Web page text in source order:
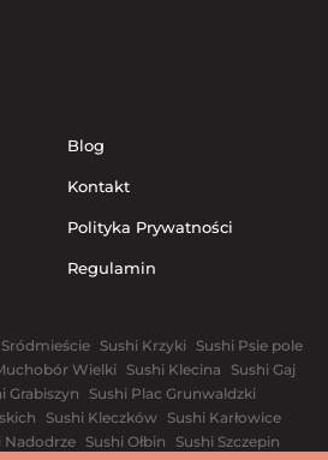
Blog
Kontakt
Polityka Prywatności
Regulamin
Sródmieście Sushi Krzyki
Sushi Psie pole
Wielki Sushi Klecina
Sushi Gaj
Grabiszyn
Sushi Plac Grunwaldzki
Sushi Kleczków Sushi Karłowice
Nadodrze Sushi Ołbin
Sushi Szczepin